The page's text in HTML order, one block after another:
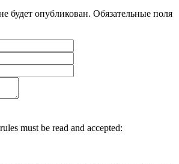
будет опубликован. Обязательные поля
must be read and accepted: